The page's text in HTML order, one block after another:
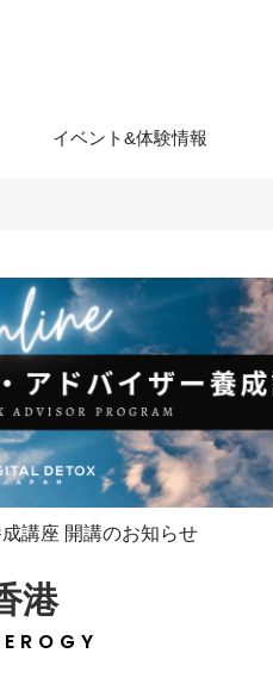
イベント&体験情報
講座 開講のお知らせ
港